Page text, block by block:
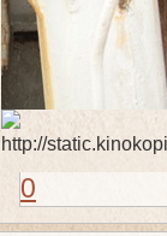
0